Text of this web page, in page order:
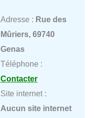
Adresse : Rue des
Mûriers, 69740
Genas
Téléphone :
Contacter
Site internet :
Aucun site internet